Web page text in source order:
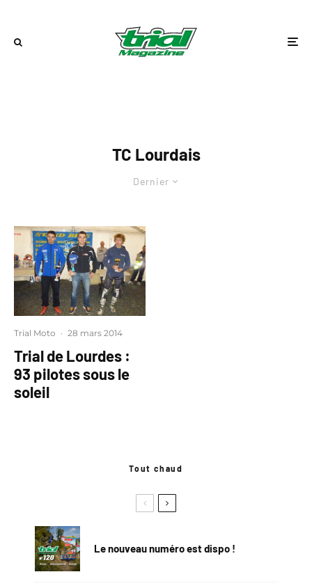
TC Lourdais
Dernier
Trial Moto · 28 mars 2014
Trial de Lourdes :
93 pilotes sous le
soleil
Tout chaud
Le nouveau numéro est dispo !